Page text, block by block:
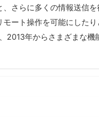
さらに多くの情報送信
ート操作を可能にした
2013年からさまざまな